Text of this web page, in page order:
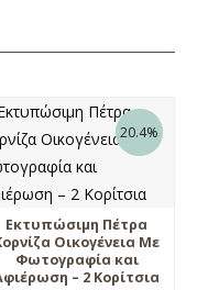
20.4%
Εκτυπώσιμη Πέτρα
Οικογένεια Με
Φωτογραφία και
– 2 Κορίτσια